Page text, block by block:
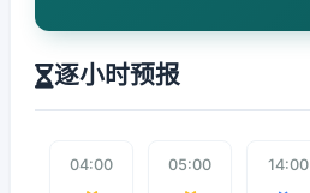
逐小时预报
04:00 05:00 14:00